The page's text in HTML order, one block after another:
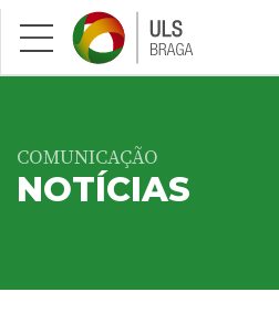
Saltar para conteúdo principal
COMUNICAÇÃO
NOTÍCIAS